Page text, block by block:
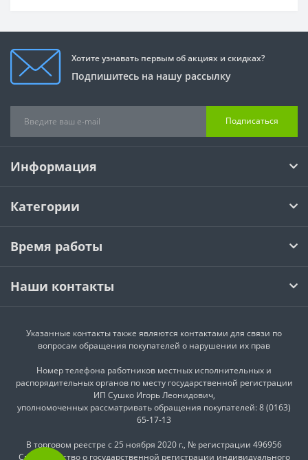
Хотите узнавать первым об акциях и скидках?
Подпишитесь на нашу рассылку
Подписаться
Информация
Категории
Время работы
Наши контакты
Указанные контакты также являются контактами для связи по
вопросам обращения покупателей о нарушении их прав
Номер телефона работников местных исполнительных и
распорядительных органов по месту государственной регистрации
ИП Сушко Игорь Леонидович,
уполномоченных рассматривать обращения покупателей: 8 (0163)
65-17-13
В торговом реестре с 25 ноября 2020 г., № регистрации 496956
Cвидетельство о государственной регистрации индивидуального